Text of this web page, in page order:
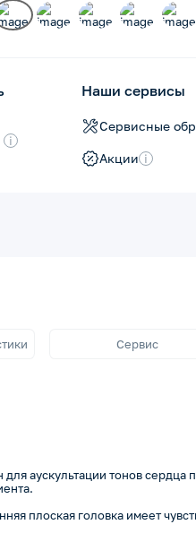
i
Наши сервисы
Сервисные
Акции i
Сервис
аускультации тонов
плоская головка имеет